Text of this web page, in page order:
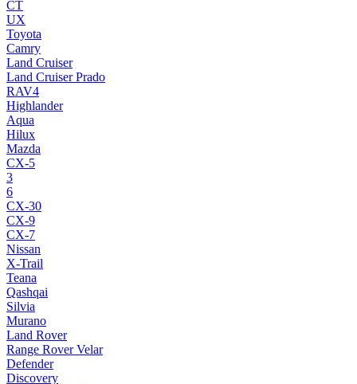
CT
UX
Toyota
Camry
Land Cruiser
Land Cruiser Prado
RAV4
Highlander
Aqua
Hilux
Mazda
CX-5
3
6
CX-30
CX-9
CX-7
Nissan
X-Trail
Teana
Qashqai
Silvia
Murano
Land Rover
Range Rover Velar
Defender
Discovery